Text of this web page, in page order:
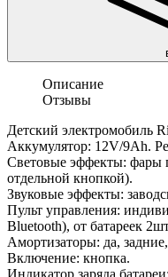
Описание
Отзывы
Детский электромобиль
Аккумулятор: 12V/9Ah.
Световые эффекты: фары
отдельной кнопкой).
Звуковые эффекты:
Пульт управления:
Bluetooth), от батареек
Амортизаторы: да,
Включение: кнопка.
Индикатор заряда